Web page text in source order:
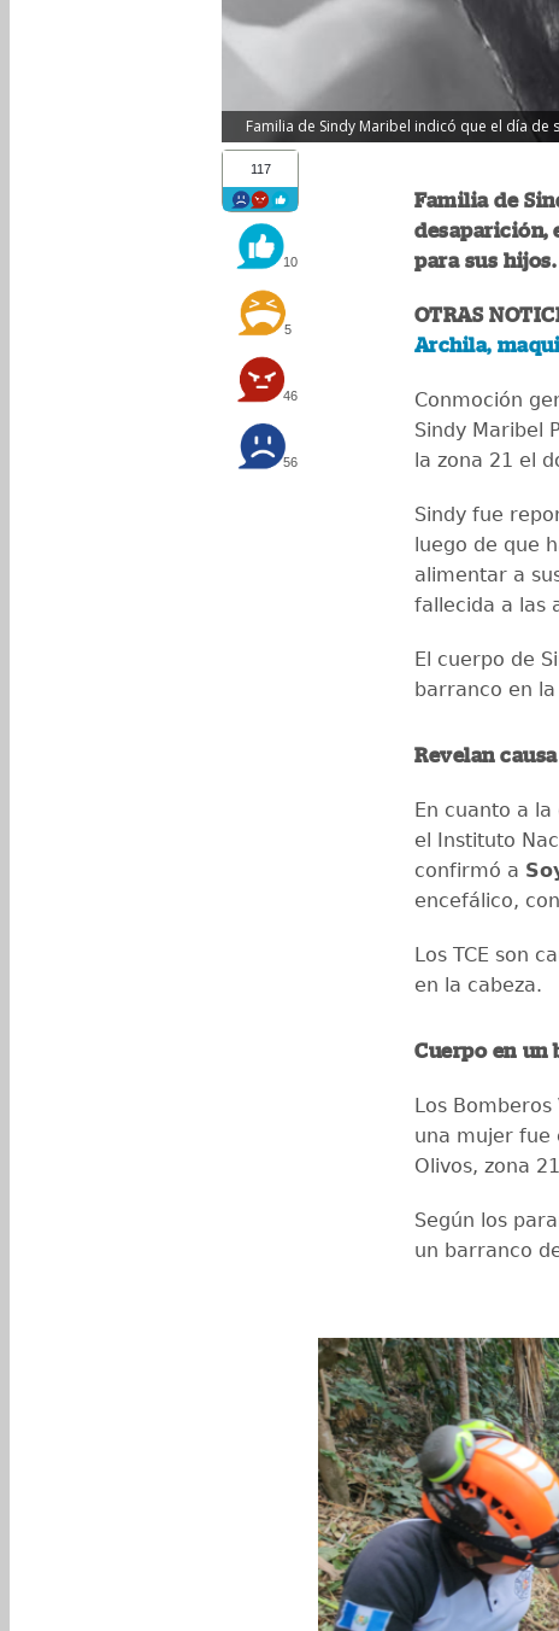
Familia de Sindy Maribel indicó que el día
117
10
5
46
56
Familia de
desaparición,
para sus hijos.
OTRAS
Archila,
Conmoción
Sindy Maribel
la zona 21 el
Sindy fue
luego de que
alimentar a
fallecida a las
El cuerpo de
barranco en la
Revelan
En cuanto a
el Instituto
confirmó a
encefálico,
Los TCE son
en la cabeza.
Cuerpo en un
Los
una mujer fue
Olivos, zona
Según los
un barranco